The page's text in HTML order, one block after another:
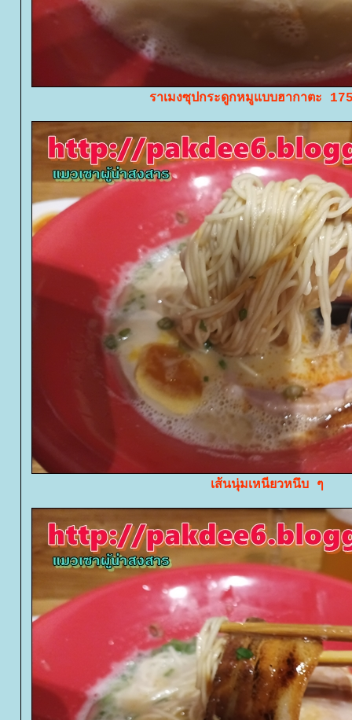
ราเมงซุปกระดูกหมูแบบฮากาตะ
เส้นนุ่มเหนียวหนึบ ๆ